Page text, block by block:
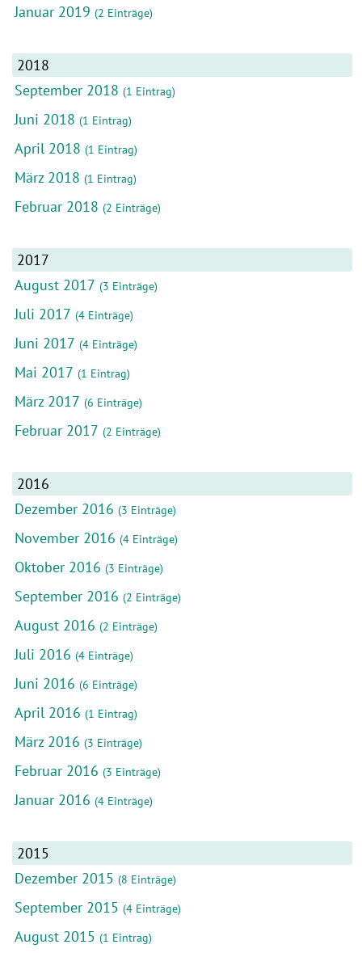
Januar 2019 (2 Einträge)
2018
September 2018 (1 Eintrag)
Juni 2018 (1 Eintrag)
April 2018 (1 Eintrag)
März 2018 (1 Eintrag)
Februar 2018 (2 Einträge)
2017
August 2017 (3 Einträge)
Juli 2017 (4 Einträge)
Juni 2017 (4 Einträge)
Mai 2017 (1 Eintrag)
März 2017 (6 Einträge)
Februar 2017 (2 Einträge)
2016
Dezember 2016 (3 Einträge)
November 2016 (4 Einträge)
Oktober 2016 (3 Einträge)
September 2016 (2 Einträge)
August 2016 (2 Einträge)
Juli 2016 (4 Einträge)
Juni 2016 (6 Einträge)
April 2016 (1 Eintrag)
März 2016 (3 Einträge)
Februar 2016 (3 Einträge)
Januar 2016 (4 Einträge)
2015
Dezember 2015 (8 Einträge)
September 2015 (4 Einträge)
August 2015 (1 Eintrag)